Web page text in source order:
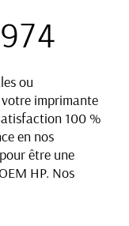
ou
imprimante
100 %
en nos
être une
HP. Nos